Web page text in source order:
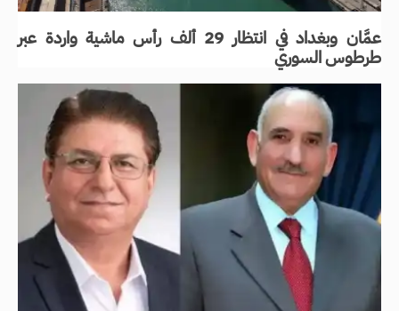
عمَّان وبغداد في انتظار 29 ألف رأس ماشية واردة عبر
طرطوس السوري